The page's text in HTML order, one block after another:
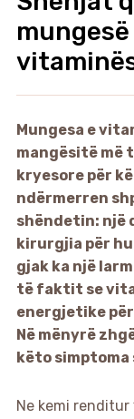
Mungesa e
mangësitë më
kryesore për
ndërmerren
shëndetin: një
kirurgjia për
gjak ka një
të faktit se
energjetike
Në mënyrë
këto
Ne kemi